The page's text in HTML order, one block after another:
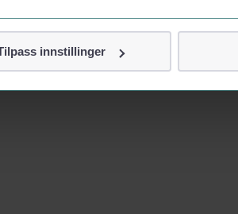
innstillinger